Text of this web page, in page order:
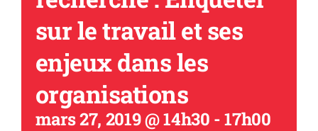
sur le travail et ses
enjeux dans les
organisations
mars 27, 2019 @ 14h30 -17h00